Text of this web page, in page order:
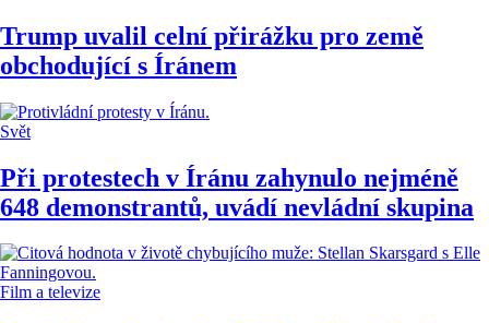
Trump uvalil celní přirážku pro země
obchodující s Íránem
Svět
Při protestech v Íránu zahynulo nejméně
648 demonstrantů, uvádí nevládní skupina
Film a televize